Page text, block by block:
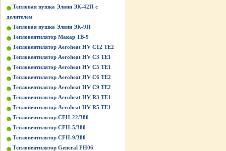
Тепловая пушка Элвин ЭК-42П с
делителем
Тепловая пушка Элвин ЭК-9П
Тепловентилятор Макар ТВ-9
Тепловентилятор Aeroheat HV C12 TE2
Тепловентилятор Aeroheat HV C3 TE1
Тепловентилятор Aeroheat HV C5 TE1
Тепловентилятор Aeroheat HV C6 TE2
Тепловентилятор Aeroheat HV C9 TE2
Тепловентилятор Aeroheat HV R3 TE1
Тепловентилятор Aeroheat HV R5 TE1
Тепловентилятор CFH-22/380
Тепловентилятор CFH-5/380
Тепловентилятор CFH-9/380
Тепловентилятор General FH06